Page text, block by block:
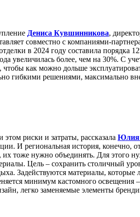
Дениса Кувшинникова,
совместно с компаниями-
в 2024 году составила порядка
увеличилась более, чем на 30%. С
как можно дольше
гибкими решениями, максимально
риски и затраты, рассказала Юлия
И региональная история, конечно,
их тоже нужно объединять. Для
Цель – сохранить столичный
Задействуются материалы,
минимум кастомного освещения
легко заменяемые элементы